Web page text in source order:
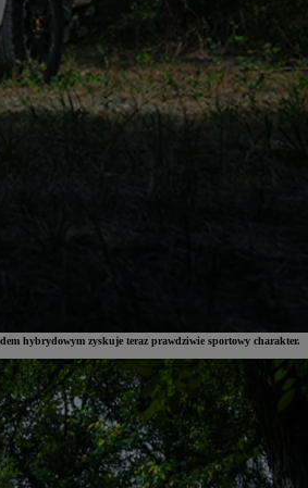
hybrydowym zyskuje teraz prawdziwie sportowy charakter.